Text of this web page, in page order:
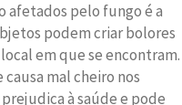
afetados pelo fungo é a
podem criar bolores
em que se encontram.
mal cheiro nos
à saúde e pode